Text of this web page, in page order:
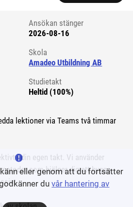
Ansökan stänger
2026-08-16
Skola
Amadeo Utbildning AB
Studietakt
Heltid (100%)
lektioner via Teams två timmar
i din egen takt. Vi använder
som hjälper dig att bygga
eller genom att du fortsätter
duvår hantering av